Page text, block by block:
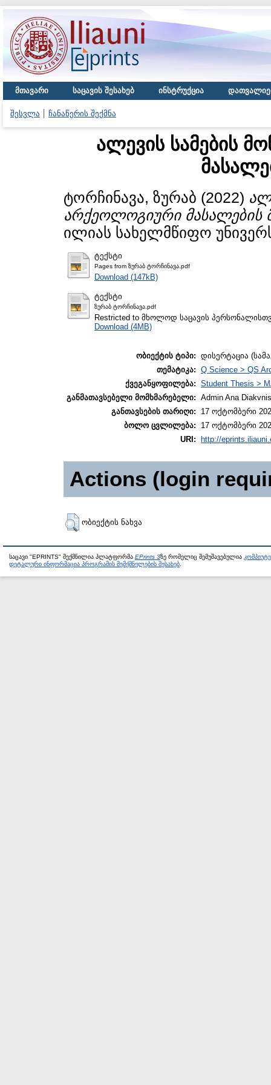
მთავარი საცავის შესახებ ინსტრუქცია
შესვლა ჩანაწერის შექმნა
ალევის სამების
ტორჩინავა, ზურაბ (2022)
არქეოლოგიური მასალების
ილიას სახელმწიფო
ტექსტი
Pages from ზურაბ ტორჩინავა.pdf
Download (147kB)
ტექსტი
ზურაბ ტორჩინავა.pdf
Restricted to მხოლოდ საცავის
Download (4MB)
ობიექტის ტიპი: დისერტაცია
თემატიკა: Q Science > QS
ქვეგანყოფილება: Student Thesis >
განმათავსებელი მომხმარებელი: Admin Ana
განთავსების თარიღი:
17 ოქტომბერი
ბოლო ცვლილება:
17 ოქტომბერი
URI:
http://
Actions (login
ობიექტის ნახვა
საცავი "EPRINTS" შექმნილია პლატფორმა EPrints 3ზე რომელიც შემუშავებულია
დეტალური ინფორმაცია პროგრამის შემქმნელების შესახებ.